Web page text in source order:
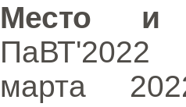
Место и
ПаВТ'2022
марта